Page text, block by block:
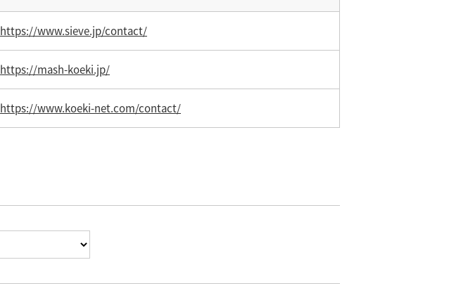
https://www.sieve.jp/contact/
https://mash-koeki.jp/
https://www.koeki-net.com/contact/